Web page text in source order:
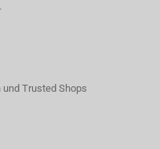
Trusted Shops